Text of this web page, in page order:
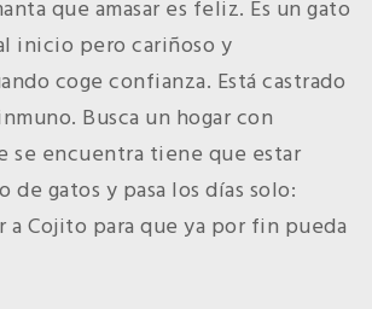
que amasar es feliz. Es un gato
inicio pero cariñoso y
coge confianza. Está castrado
Busca un hogar con
se encuentra tiene que estar
de gatos y pasa los días solo:
a Cojito para que ya por fin pueda